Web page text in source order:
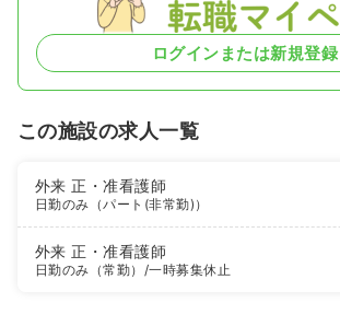
ログインまたは新規登録
この施設の求人一覧
外来正・准看護師
日勤のみ（パート(非常勤)）
外来正・准看護師
日勤のみ（常勤） /一時募集休止